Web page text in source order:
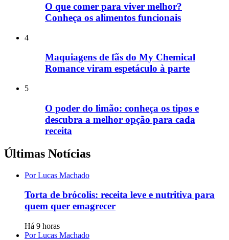
O que comer para viver melhor?
Conheça os alimentos funcionais
4
Maquiagens de fãs do My Chemical
Romance viram espetáculo à parte
5
O poder do limão: conheça os tipos e
descubra a melhor opção para cada
receita
Últimas Notícias
Por Lucas Machado
Torta de brócolis: receita leve e nutritiva para
quem quer emagrecer
Há 9 horas
Por Lucas Machado